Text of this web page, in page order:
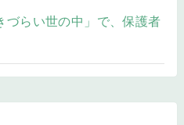
づらい世の中」で、保護者